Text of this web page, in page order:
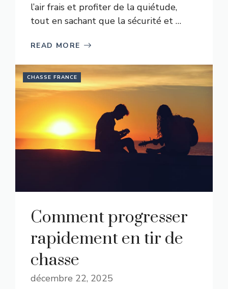
l’air frais et profiter de la quiétude,
tout en sachant que la sécurité et …
READ MORE
CHASSE FRANCE
Comment progresser
rapidement en tir de
chasse
décembre 22, 2025